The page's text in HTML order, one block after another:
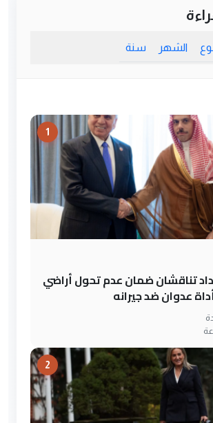
الشهر سنة
1
تناقشان ضمان عدم تحول أراضي
عدوان ضد جيرانه
2